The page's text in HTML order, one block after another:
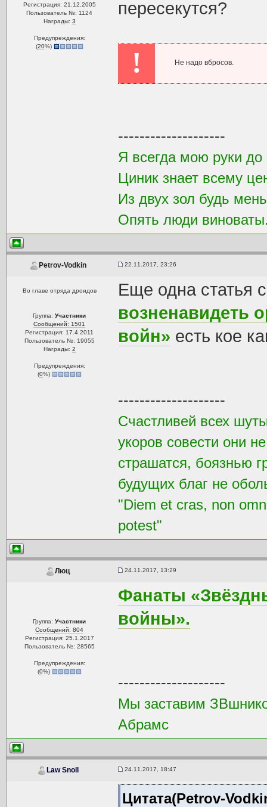
Регистрация: 21.12.2005
Пользователь №: 1124
Награды: 3
Предупреждения:
(20%)
пересекутся?
! Не надо вбросов.
--------------------
Я всегда мою руки
Циник знает всему
Из двух зол будь
Опять люди
Petrov-Vodkin 22.11.2017, 23:26
Во главе отряда дроидов
Группа:Участники
Сообщений: 1501
Регистрация: 17.4.2011
Пользователь №: 19055
Награды: 2
Предупреждения:
(0%)
Еще одна статья
возненавидеть
войн» есть кое
--------------------
Счастливей всех
укоров совести они
страшатся, боязнью
будущих благ не
"Diem et cras, non
potest"
Люц 24.11.2017, 13:29
Группа:Участники
Сообщений: 804
Регистрация: 25.1.2017
Пользователь №: 28565
Предупреждения:
(0%)
Фанаты
войны».
--------------------
Мы заставим
Абрамс
Law Snoll 24.11.2017, 18:47
Цитата(Petrov-